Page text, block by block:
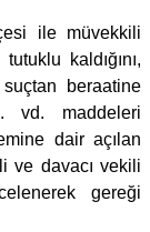
ile müvekkili
kaldığını,
beraatine
vd. maddeleri
dair açılan
ve davacı vekili
gereği